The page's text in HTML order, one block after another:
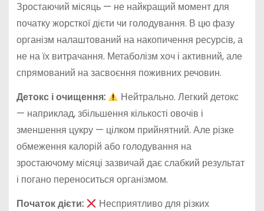
Зростаючий місяць — не найкращий момент для
початку жорсткої дієти чи голодування. В цю фазу
організм налаштований на накопичення ресурсів, а
не на їх витрачання. Метаболізм хоч і активний, але
спрямований на засвоєння поживних речовин.
Детокс і очищення:
Нейтрально. Легкий детокс
— наприклад, збільшення кількості овочів і
зменшення цукру — цілком прийнятний. Але різке
обмеження калорій або голодування на
зростаючому місяці зазвичай дає слабкий результат
і погано переноситься організмом.
Початок дієти:
Несприятливо для різких